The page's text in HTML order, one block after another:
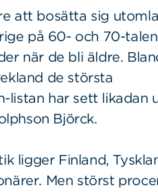
att bosätta sig
på 60- och 70-
när de bli äldre.
de största
har sett likadan
Björck.
ligger Finland,
Men störst